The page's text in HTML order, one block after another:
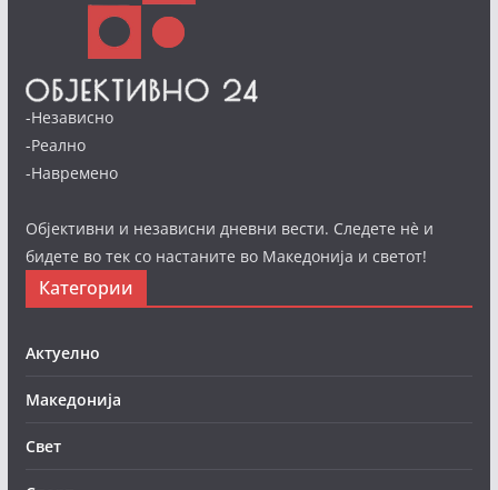
-Независно
-Реално
-Навремено
Објективни и независни дневни вести. Следете нè и
бидете во тек со настаните во Македонија и светот!
Категории
Актуелно
Македонија
Свет